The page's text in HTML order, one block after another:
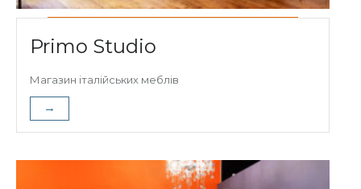
Primo Studio
Магазин італійських меблів
→